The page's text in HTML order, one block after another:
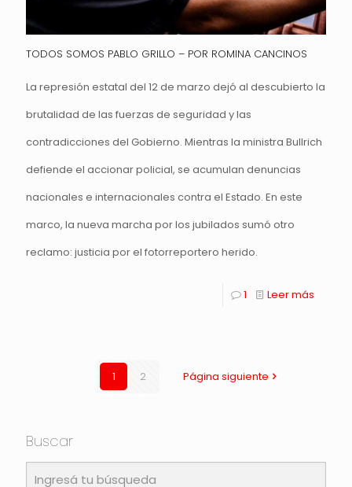
TODOS SOMOS PABLO GRILLO – POR ROMINA CANCINOS
La represión estatal del 12 de marzo dejó al descubierto la
brutalidad de las fuerzas de seguridad y las
contradicciones del Gobierno. Mientras la ministra Bullrich
defiende el accionar policial, se acumulan denuncias
nacionales e internacionales contra el Estado. En este
marco, la nueva marcha por los jubilados sumó otro
reclamo: justicia por el fotorreportero herido.
1 Leer más
1 2 Página siguiente
Buscar